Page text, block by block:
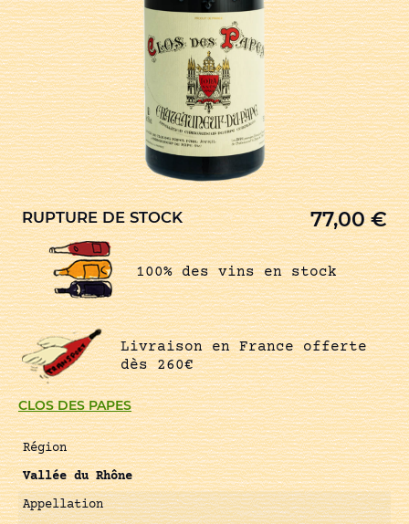
CLOS DES PAPES
Région
Vallée du Rhône
Appellation
RUPTURE DE STOCK 77,00€
100% des vins en stock
Livraison en France offerte
dès 260€